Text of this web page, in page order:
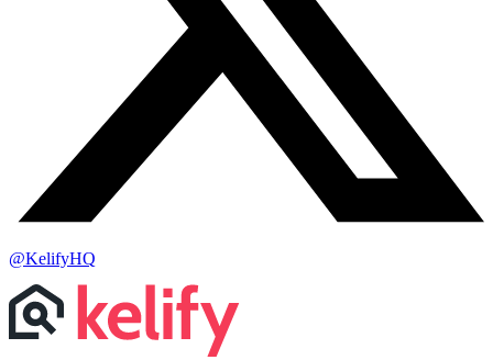
@KelifyHQ